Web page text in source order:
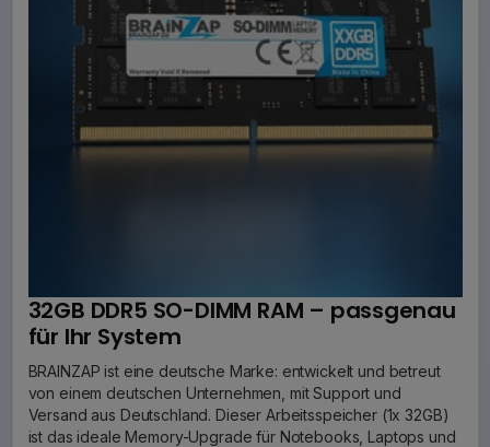
32GB DDR5 SO-DIMM RAM – passgenau
für Ihr System
BRAINZAP ist eine deutsche Marke: entwickelt und betreut
von einem deutschen Unternehmen, mit Support und
Versand aus Deutschland. Dieser Arbeitsspeicher (1x 32GB)
ist das ideale Memory-Upgrade für Notebooks, Laptops und